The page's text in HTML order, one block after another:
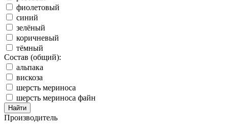
фиолетовый
синий
зелёный
коричневый
тёмный
Состав (общий):
альпака
вискоза
шерсть мериноса
шерсть мериноса файн
Производитель